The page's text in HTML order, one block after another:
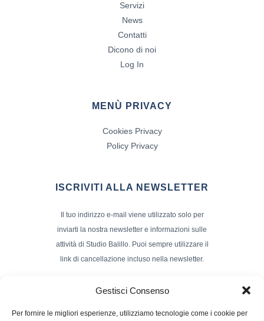
Gestisci Consenso
Per fornire le migliori esperienze, utilizziamo tecnologie come i cookie per
Servizi
News
Contatti
Dicono di noi
Log In
MENÙ PRIVACY
Cookies Privacy
Policy Privacy
ISCRIVITI ALLA NEWSLETTER
Il tuo indirizzo e-mail viene utilizzato solo per
inviarti la nostra newsletter e informazioni sulle
attività di Studio Balillo. Puoi sempre utilizzare il
link di cancellazione incluso nella newsletter.